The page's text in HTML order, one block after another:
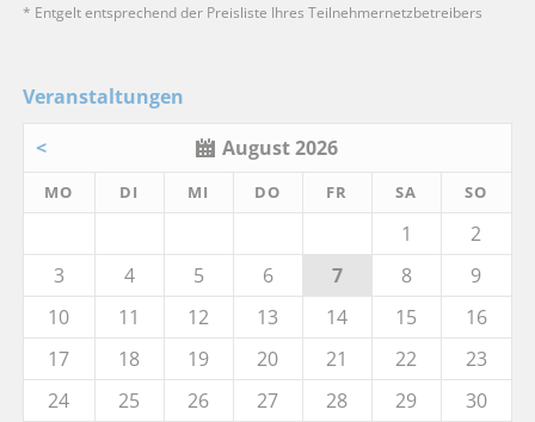
* Entgelt entsprechend der Preisliste Ihres Teilnehmernetzbetreibers
Veranstaltungen
<
August 2026
MO DI MI DO FR SA SO
1
2
3
4 5 6 7 8
9
10
11 12 13 14 15
16
17
18 19 20 21 22
23
24
25 26 27 28 29
30